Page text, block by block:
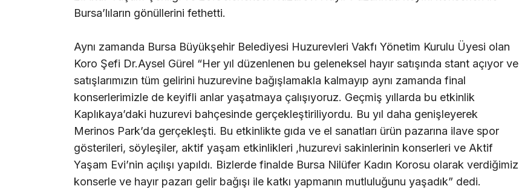
Bursa’lıların gönüllerini fethetti.
Aynı zamanda Bursa Büyükşehir Belediyesi Huzurevleri Vakfı Yönetim Kurulu Üyesi olan
Koro Şefi Dr.Aysel Gürel “Her yıl düzenlenen bu geleneksel hayır satışında stant açıyor ve
satışlarımızın tüm gelirini huzurevine bağışlamakla kalmayıp aynı zamanda final
konserlerimizle de keyifli anlar yaşatmaya çalışıyoruz. Geçmiş yıllarda bu etkinlik
Kaplıkaya’daki huzurevi bahçesinde gerçekleştiriliyordu. Bu yıl daha genişleyerek
Merinos Park’da gerçekleşti. Bu etkinlikte gıda ve el sanatları ürün pazarına ilave spor
gösterileri, söyleşiler, aktif yaşam etkinlikleri ,huzurevi sakinlerinin konserleri ve Aktif
Yaşam Evi’nin açılışı yapıldı. Bizlerde finalde Bursa Nilüfer Kadın Korosu olarak verdiğimiz
konserle ve hayır pazarı gelir bağışı ile katkı yapmanın mutluluğunu yaşadık” dedi.